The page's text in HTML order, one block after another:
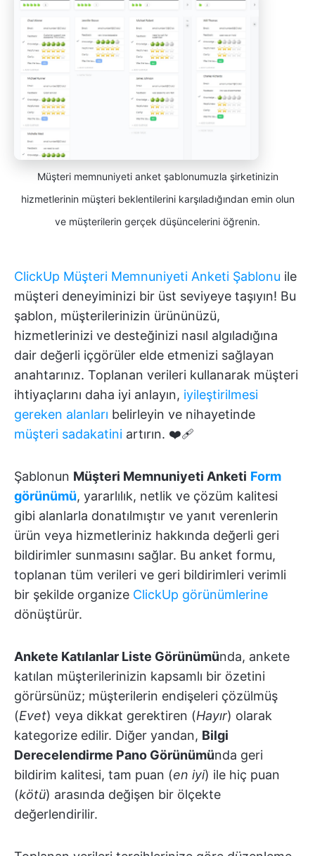
Müşteri memnuniyeti anket şablonumuzla şirketinizin
hizmetlerinin müşteri beklentilerini karşıladığından emin olun
ve müşterilerin gerçek düşüncelerini öğrenin.
ClickUp Müşteri Memnuniyeti Anketi Şablonu ile
müşteri deneyiminizi bir üst seviyeye taşıyın! Bu
şablon, müşterilerinizin ürününüzü,
hizmetlerinizi ve desteğinizi nasıl algıladığına
dair değerli içgörüler elde etmenizi sağlayan
anahtarınız. Toplanan verileri kullanarak müşteri
ihtiyaçlarını daha iyi anlayın, iyileştirilmesi
gereken alanları belirleyin ve nihayetinde
müşteri sadakatini artırın. ❤️‍🩹
Şablonun Müşteri Memnuniyeti Anketi Form
görünümü, yararlılık, netlik ve çözüm kalitesi
gibi alanlarla donatılmıştır ve yanıt verenlerin
ürün veya hizmetleriniz hakkında değerli geri
bildirimler sunmasını sağlar. Bu anket formu,
toplanan tüm verileri ve geri bildirimleri verimli
bir şekilde organize ClickUp görünümlerine
dönüştürür.
Ankete Katılanlar Liste Görünümünda, ankete
katılan müşterilerinizin kapsamlı bir özetini
görürsünüz; müşterilerin endişeleri çözülmüş
(Evet) veya dikkat gerektiren (Hayır) olarak
kategorize edilir. Diğer yandan, Bilgi
Derecelendirme Pano Görünümünda geri
bildirim kalitesi, tam puan (en iyi) ile hiç puan
(kötü) arasında değişen bir ölçekte
değerlendirilir.